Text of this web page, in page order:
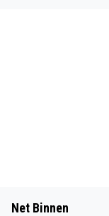
Net Binnen